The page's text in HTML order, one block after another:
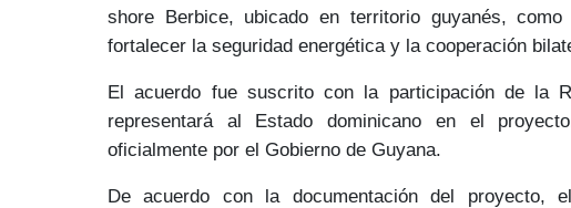
shore Berbice, ubicado en territorio guyanés,
fortalecer la seguridad energética y la cooperación
El acuerdo fue suscrito con la participación de la
representará al Estado dominicano en el
oficialmente por el Gobierno de Guyana.
De acuerdo con la documentación del proyecto,